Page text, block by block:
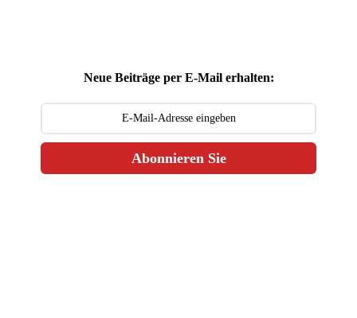
Neue Beiträge per E-Mail erhalten:
Abonnieren Sie